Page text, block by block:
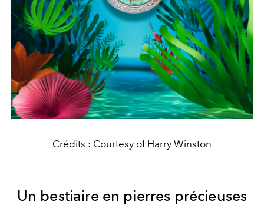
Crédits : Courtesy of Harry Winston
Un bestiaire en pierres précieuses